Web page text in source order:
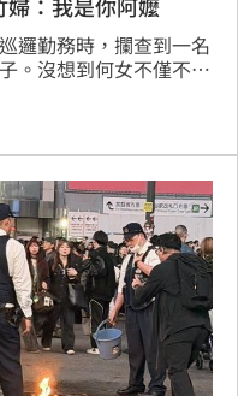
邏勤務時，攔查到一名
。沒想到何女不僅不配
。